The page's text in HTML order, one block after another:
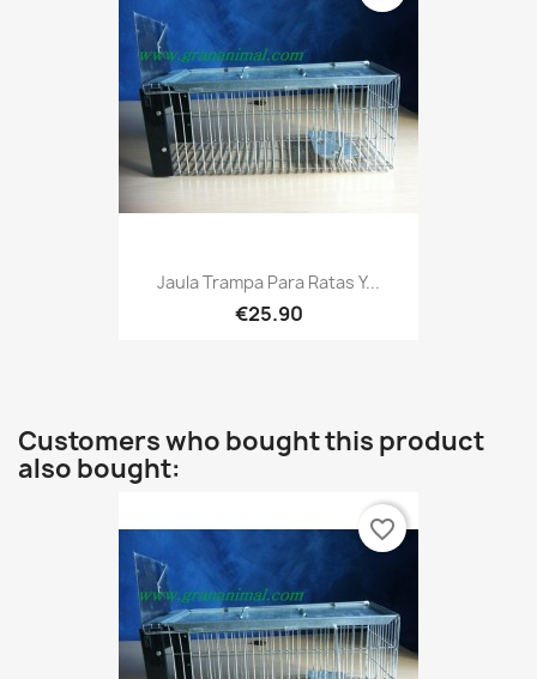
Jaula Trampa Para Ratas Y...
€25.90
Customers who bought this product
also bought:
favorite_border